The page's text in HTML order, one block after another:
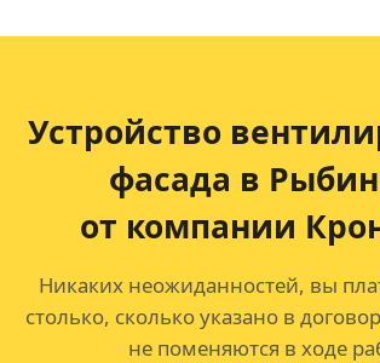
Устройство
фасада в
от компании
Никаких неожиданностей, вы
столько, сколько указано в
не поменяются в ходе